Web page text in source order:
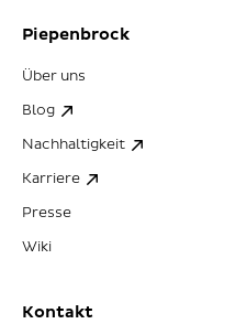
Piepenbrock
Über uns
Blog
Nachhaltigkeit
Karriere
Presse
Wiki
Kontakt